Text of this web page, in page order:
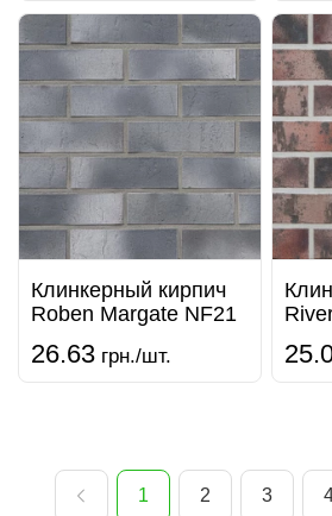
Клинкерный кирпич
Roben Margate NF21
26.63 грн./шт.
1 2 3